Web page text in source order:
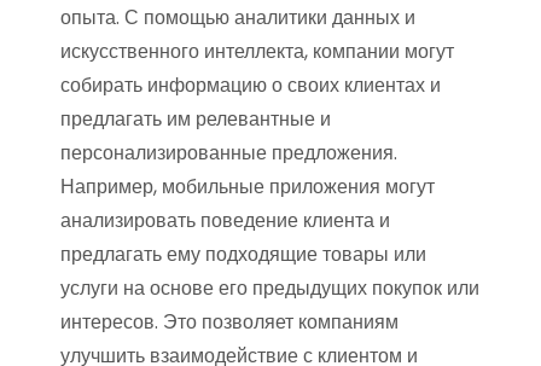
опыта. С помощью аналитики данных и
искусственного интеллекта, компании могут
собирать информацию о своих клиентах и
предлагать им релевантные и
персонализированные предложения.
Например, мобильные приложения могут
анализировать поведение клиента и
предлагать ему подходящие товары или
услуги на основе его предыдущих покупок или
интересов. Это позволяет компаниям
улучшить взаимодействие с клиентом и